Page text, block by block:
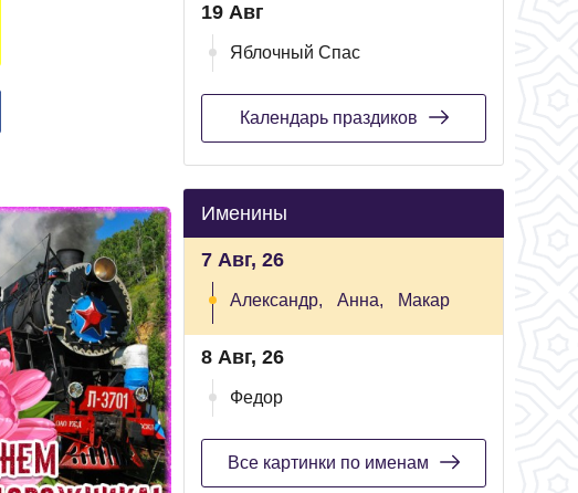
19 Авг
Яблочный Спас
Календарь праздиков
Именины
7 Авг, 26
Александр, Анна, Макар
8 Авг, 26
Федор
Все картинки по именам